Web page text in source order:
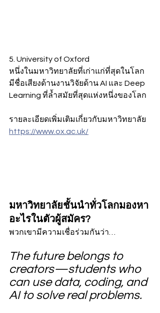
5. University of Oxford
หนึ่งในมหาวิทยาลัยที่เก่าแก่ที่สุดในโลก
มีชื่อเสียงด้านงานวิจัยด้าน AI และ Deep
Learning ที่ล้ำสมัยที่สุดแห่งหนึ่งของโลก
รายละเอียดเพิ่มเติมเกี่ยวกับมหาวิทยาลัย
https://www.ox.ac.uk/
มหาวิทยาลัยชั้นนำทั่วโลกมองหา
อะไรในตัวผู้สมัคร?
พวกเขามีความเชื่อร่วมกันว่า…
The future belongs to
creators—students who
can use data, coding, and
AI to solve real problems.